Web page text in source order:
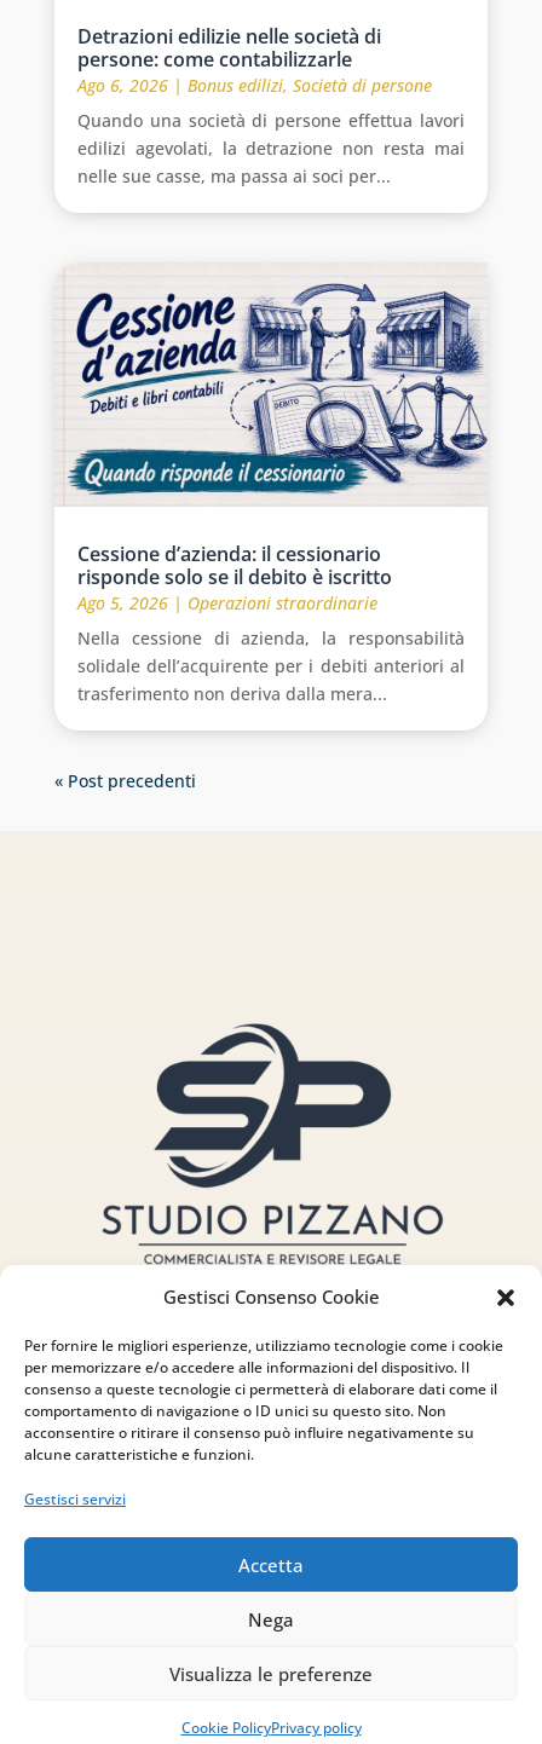
Gestisci Consenso Cookie
Per fornire le migliori esperienze, utilizziamo tecnologie come i cookie
per memorizzare e/o accedere alle informazioni del dispositivo. Il
consenso a queste tecnologie ci permetterà di elaborare dati come il
comportamento di navigazione o ID unici su questo sito. Non
acconsentire o ritirare il consenso può influire negativamente su
alcune caratteristiche e funzioni.
Gestisci servizi
Accetta
Nega
Visualizza le preferenze
Cookie PolicyPrivacy policy
Detrazioni edilizie nelle società di
persone: come contabilizzarle
Ago 6, 2026| Bonus edilizi, Società di persone
Quando una società di persone effettua lavori
edilizi agevolati, la detrazione non resta mai
nelle sue casse, ma passa ai soci per...
Cessione d’azienda: il cessionario
risponde solo se il debito è iscritto
Ago 5, 2026| Operazioni straordinarie
Nella cessione di azienda, la responsabilità
solidale dell’acquirente per i debiti anteriori al
trasferimento non deriva dalla mera...
« Post precedenti
Indirizzo
via Sant’Alessio, 5
83030 Venticano (AV)
IT02754810642